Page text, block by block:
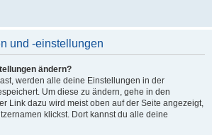
und -einstellungen
ändern?
werden alle deine Einstellungen in der
Um diese zu ändern, gehe in den
Link dazu wird meist oben auf der Seite angezeigt,
klickst. Dort kannst du alle deine